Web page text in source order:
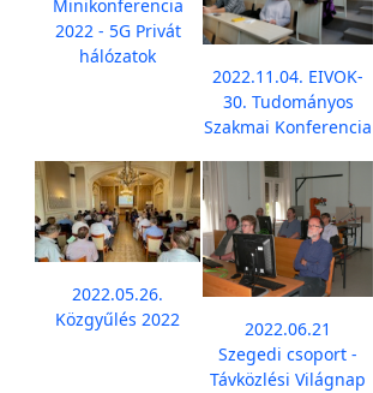
Minikonferencia
2022 - 5G Privát
hálózatok
2022.11.04. EIVOK-
30. Tudományos
Szakmai Konferencia
2022.05.26.
Közgyűlés 2022
2022.06.21
Szegedi csoport -
Távközlési Világnap